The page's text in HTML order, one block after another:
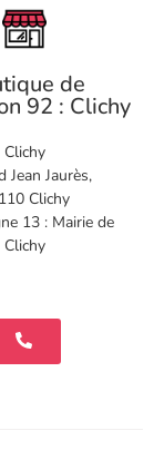
de
92 : Clichy
Clichy
Jean Jaurès,
Clichy
13 : Mairie de
Clichy